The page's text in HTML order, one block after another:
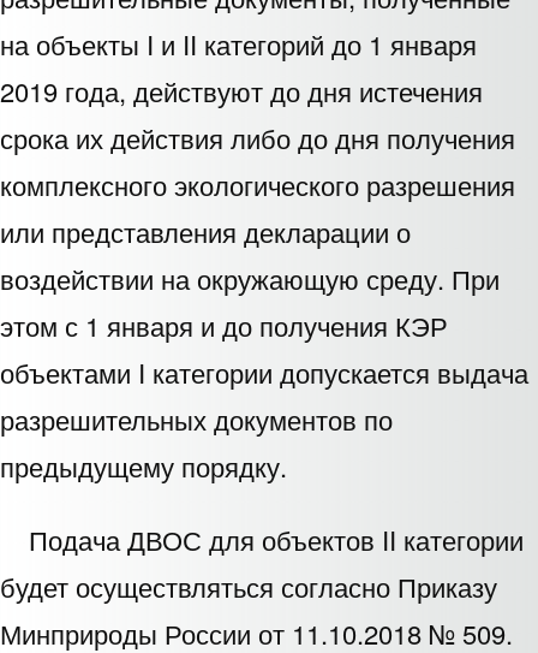
на объекты I и II категорий до 1 января
2019 года, действуют до дня истечения
срока их действия либо до дня получения
комплексного экологического разрешения
или представления декларации о
воздействии на окружающую среду. При
этом с 1 января и до получения КЭР
объектами I категории допускается выдача
разрешительных документов по
предыдущему порядку.
Подача ДВОС для объектов II категории
будет осуществляться согласно Приказу
Минприроды России от 11.10.2018 № 509.